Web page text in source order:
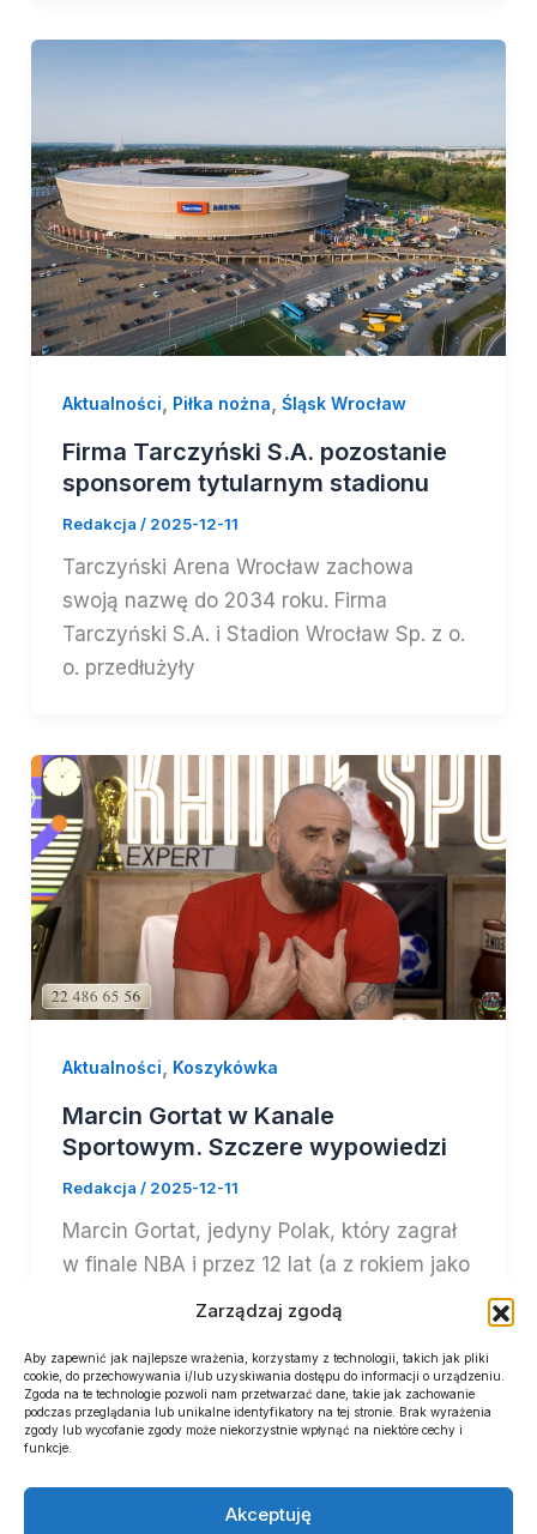
Zarządzaj zgodą
Aby zapewnić jak najlepsze wrażenia, korzystamy z technologii, takich jak pliki
cookie, do przechowywania i/lub uzyskiwania dostępu do informacji o urządzeniu.
Zgoda na te technologie pozwoli nam przetwarzać dane, takie jak zachowanie
podczas przeglądania lub unikalne identyfikatory na tej stronie. Brak wyrażenia
zgody lub wycofanie zgody może niekorzystnie wpłynąć na niektóre cechy i
funkcje.
Akceptuję
Aktualności, Piłka nożna, Śląsk Wrocław
Firma Tarczyński S.A. pozostanie
sponsorem tytularnym stadionu
Redakcja / 2025-12-11
Tarczyński Arena Wrocław zachowa
swoją nazwę do 2034 roku. Firma
Tarczyński S.A. i Stadion Wrocław Sp. z o.
o. przedłużyły
Aktualności, Koszykówka
Marcin Gortat w Kanale
Sportowym. Szczere wypowiedzi
Redakcja / 2025-12-11
Marcin Gortat, jedyny Polak, który zagrał
w finale NBA i przez 12 lat (a z rokiem jako
←Poprzedni